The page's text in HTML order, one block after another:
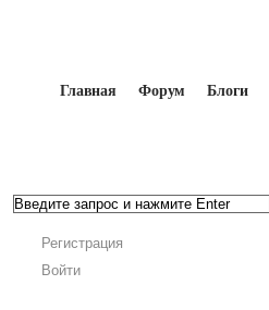
Главная Форум Блоги
Регистрация
Войти